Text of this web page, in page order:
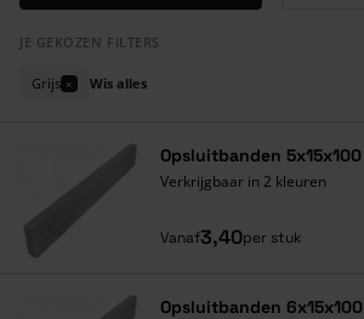
JE GEKOZEN FILTERS
Grijs × Wis alles
Opsluitbanden 5x15x100
Verkrijgbaar in 2 kleuren
Vanaf3,40per stuk
Opsluitbanden 6x15x100